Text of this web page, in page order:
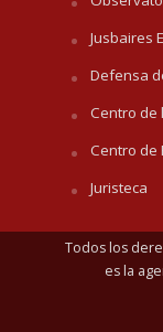
Jusbaires
Defensa
Centro de
Centro de
Juristeca
Todos los
es la